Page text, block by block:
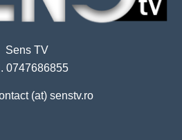
Sens TV
0747686855
(at) senstv.ro